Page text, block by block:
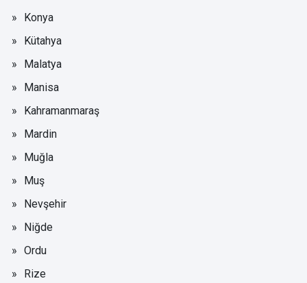
Konya
Kütahya
Malatya
Manisa
Kahramanmaraş
Mardin
Muğla
Muş
Nevşehir
Niğde
Ordu
Rize